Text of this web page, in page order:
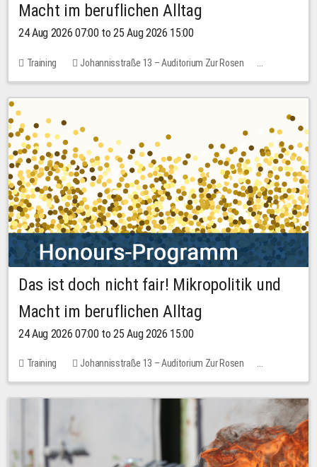
Macht im beruflichen Alltag
24 Aug 2026 07:00 to 25 Aug 2026 15:00
Training
Johannisstraße 13 – Auditorium Zur Rosen
1 place
30.00 EUR
Das ist doch nicht fair! Mikropolitik und
Macht im beruflichen Alltag
24 Aug 2026 07:00 to 25 Aug 2026 15:00
Training
Johannisstraße 13 – Auditorium Zur Rosen
No free places